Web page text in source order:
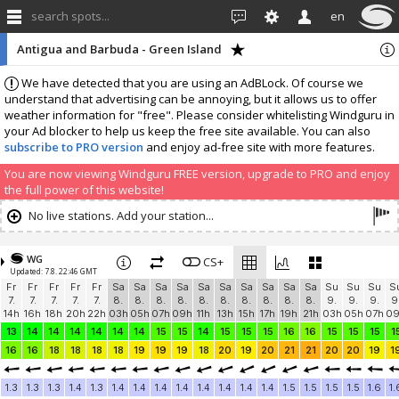
search spots... en
We have detected that you are using an AdBLock. Of course we
understand that advertising can be annoying, but it allows us to offer
weather information for "free". Please consider whitelisting Windguru in
your Ad blocker to help us keep the free site available. You can also
subscribe to PRO version and enjoy ad-free site with more features.
You are now viewing Windguru FREE version, upgrade to PRO and enjoy
the full power of this website!
Antigua and Barbuda - Green Island
No live stations. Add your station...
WG
Updated: 7.8. 22:46 GMT
CS+
Fr
7.
14h
Fr
7.
16h
Fr
7.
18h
Fr
7.
20h
Fr
7.
22h
Sa
8.
03h
Sa
8.
05h
Sa
8.
07h
Sa
8.
09h
Sa
8.
11h
Sa
8.
13h
Sa
8.
15h
Sa
8.
17h
Sa
8.
19h
Sa
8.
21h
Su
9.
03h
Su
9.
05h
Su
9.
07h
13
14 14 14 14 14 14 15 15 14 15 15 15 16 16 15 15 15
16
16 18 18 18 18 19 19 19 18 20 19 20 21 21 20 20 19
1.3 1.3 1.3 1.4 1.3 1.4 1.4 1.4 1.4 1.4 1.4 1.4 1.4 1.5 1.5 1.5 1.5 1.6